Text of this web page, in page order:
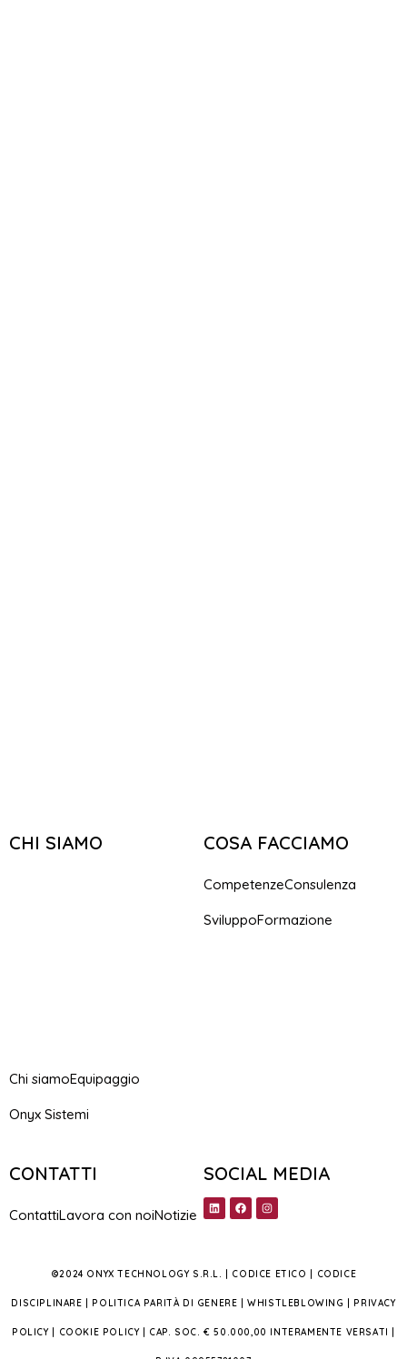
CHI SIAMO
Chi siamoEquipaggio
Onyx Sistemi
COSA FACCIAMO
CompetenzeConsulenza
SviluppoFormazione
CONTATTI
ContattiLavora con noiNotizie
SOCIAL MEDIA
©2024 ONYX TECHNOLOGY S.R.L. | CODICE ETICO CODICE
DISCIPLINARE POLITICA PARITÀ DI GENERE |WHISTLEBLOWING PRIVACY
POLICY| COOKIE POLICY| CAP. SOC. € 50.000,00 INTERAMENTE VERSATI |